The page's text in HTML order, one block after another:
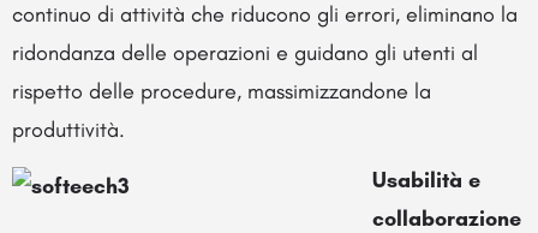
continuo di attività che riducono gli errori, eliminano la
ridondanza delle operazioni e guidano gli utenti al
rispetto delle procedure, massimizzandone la
produttività.
Usabilità e
collaborazione